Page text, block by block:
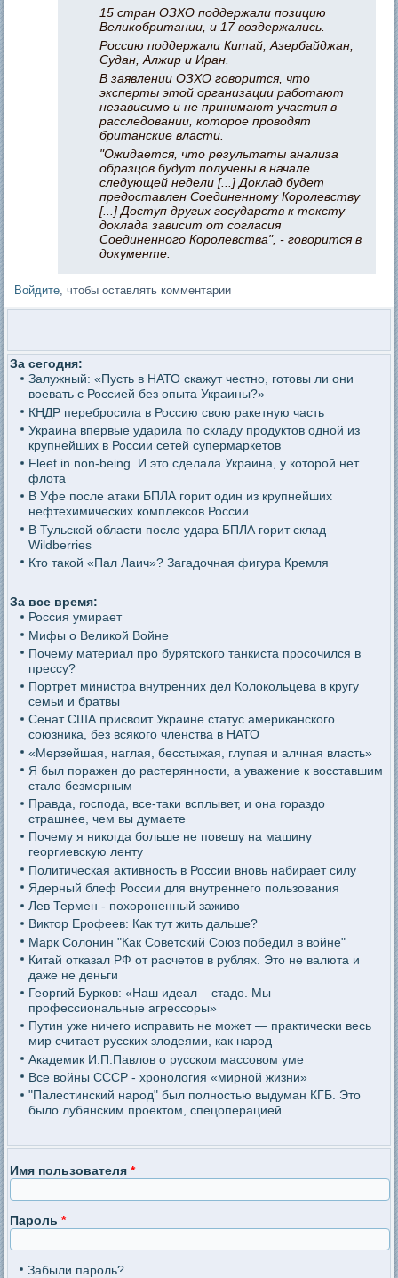
15 стран ОЗХО поддержали позицию
Великобритании, и 17 воздержались.
Россию поддержали Китай, Азербайджан,
Судан, Алжир и Иран.
В заявлении ОЗХО говорится, что
эксперты этой организации работают
независимо и не принимают участия в
расследовании, которое проводят
британские власти.
"Ожидается, что результаты анализа
образцов будут получены в начале
следующей недели [...] Доклад будет
предоставлен Соединенному Королевству
[...] Доступ других государств к тексту
доклада зависит от согласия
Соединенного Королевства", - говорится в
документе.
Войдите, чтобы оставлять комментарии
За сегодня:
Залужный: «Пусть в НАТО скажут честно, готовы ли они
воевать с Россией без опыта Украины?»
КНДР перебросила в Россию свою ракетную часть
Украина впервые ударила по складу продуктов одной из
крупнейших в России сетей супермаркетов
Fleet in non-being. И это сделала Украина, у которой нет
флота
В Уфе после атаки БПЛА горит один из крупнейших
нефтехимических комплексов России
В Тульской области после удара БПЛА горит склад
Wildberries
Кто такой «Пал Лаич»? Загадочная фигура Кремля
За все время:
Россия умирает
Мифы о Великой Войне
Почему материал про бурятского танкиста просочился в
прессу?
Портрет министра внутренних дел Колокольцева в кругу
семьи и братвы
Сенат США присвоит Украине статус американского
союзника, без всякого членства в НАТО
«Мерзейшая, наглая, бесстыжая, глупая и алчная власть»
Я был поражен до растерянности, а уважение к восставшим
стало безмерным
Правда, господа, все-таки всплывет, и она гораздо
страшнее, чем вы думаете
Почему я никогда больше не повешу на машину
георгиевскую ленту
Политическая активность в России вновь набирает силу
Ядерный блеф России для внутреннего пользования
Лев Термен - похороненный заживо
Виктор Ерофеев: Как тут жить дальше?
Марк Солонин "Как Советский Союз победил в войне"
Китай отказал РФ от расчетов в рублях. Это не валюта и
даже не деньги
Георгий Бурков: «Наш идеал – стадо. Мы –
профессиональные агрессоры»
Путин уже ничего исправить не может — практически весь
мир считает русских злодеями, как народ
Академик И.П.Павлов о русском массовом уме
Все войны СССР - хронология «мирной жизни»
"Палестинский народ" был полностью выдуман КГБ. Это
было лубянским проектом, спецоперацией
Имя пользователя*
Пароль*
Забыли пароль?